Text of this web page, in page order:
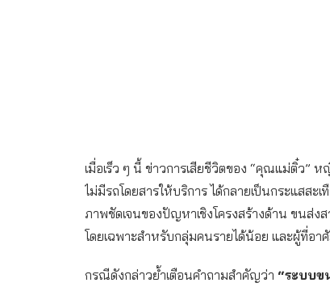
เมื่อเร็ว ๆ นี้ ข่าวการเสียชีวิตของ “คุณแม่ติ๋ว”
ไม่มีรถโดยสารให้บริการ ได้กลายเป็นกระแสส
ภาพชัดเจนของปัญหาเชิงโครงสร้างด้าน ขนส่
โดยเฉพาะสำหรับกลุ่มคนรายได้น้อย และผู้ที่อาศั
กรณีดังกล่าวย้ำเตือนคำถามสำคัญว่า “ระบบข